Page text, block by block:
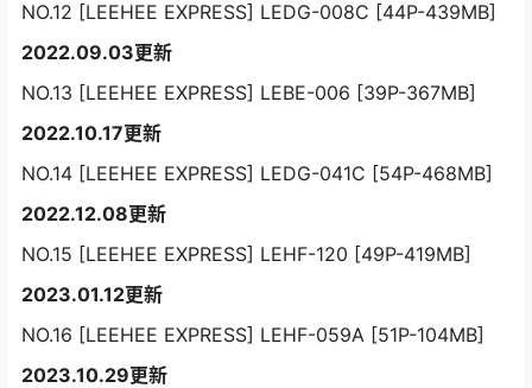
NO.12 [LEEHEE EXPRESS] LEDG-008C [44P-439MB]
2022.09.03更新
NO.13 [LEEHEE EXPRESS] LEBE-006 [39P-367MB]
2022.10.17更新
NO.14 [LEEHEE EXPRESS] LEDG-041C [54P-468MB]
2022.12.08更新
NO.15 [LEEHEE EXPRESS] LEHF-120 [49P-419MB]
2023.01.12更新
NO.16 [LEEHEE EXPRESS] LEHF-059A [51P-104MB]
2023.10.29更新